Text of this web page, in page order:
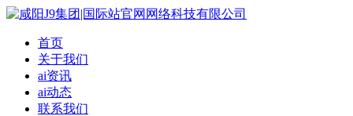
首页
关于我们
ai资讯
ai动态
联系我们